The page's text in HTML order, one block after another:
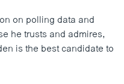
on polling data and
he trusts and admires,
is the best candidate to